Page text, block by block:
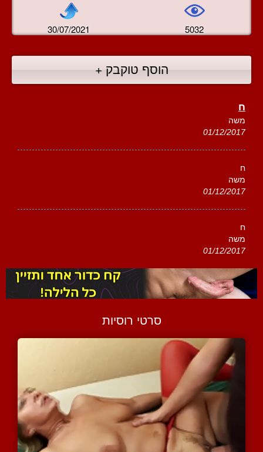
30/07/2021 5032
הוסף טוקבק +
ח
משה
01/12/2017
ח
משה
01/12/2017
ח
משה
01/12/2017
סרטי רוסיות